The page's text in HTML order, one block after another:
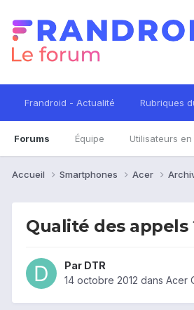
Frandroid - Actualité Rubriques
Forums Équipe Utilisateurs en
Accueil Smartphones Acer
Qualité des appels
Par DTR
14 octobre 2012 dans Acer